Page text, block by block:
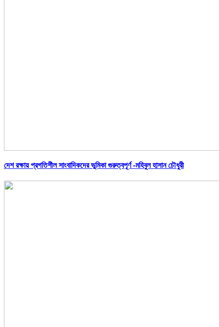
দেশ রক্ষায় প্রগতিশীল সাংবাদিকদের ভুমিকা গুরুত্বপূর্ণ -মহিবুল হাসান চৌধুরী